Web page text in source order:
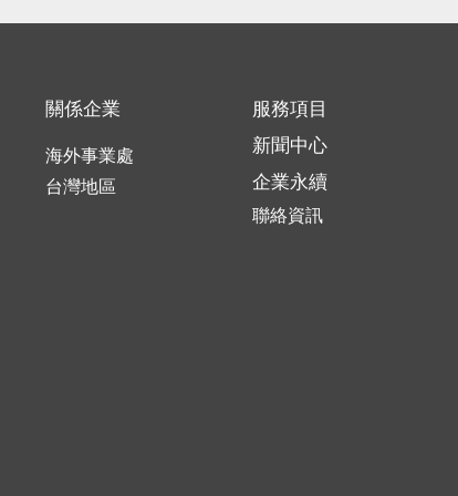
關係企業
海外事業處
台灣地區
服務項目
新聞中心
企業永續
聯絡資訊